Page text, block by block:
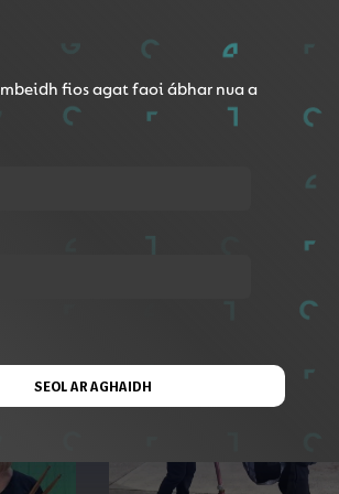
Cúnla.
fios agat faoi ábhar nua a
SEOL AR AGHAIDH